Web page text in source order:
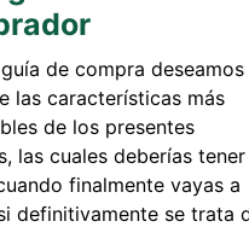
de compra deseamos
las características más
de los presentes
las cuales deberías tener
finalmente vayas a
definitivamente se trata